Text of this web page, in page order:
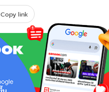
Copy link